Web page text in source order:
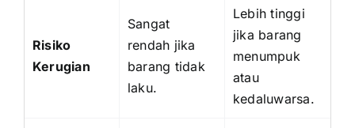
Risiko
Kerugian
Sangat
rendah jika
barang tidak
laku.
Lebih tinggi
jika barang
menumpuk
atau
kedaluwarsa.